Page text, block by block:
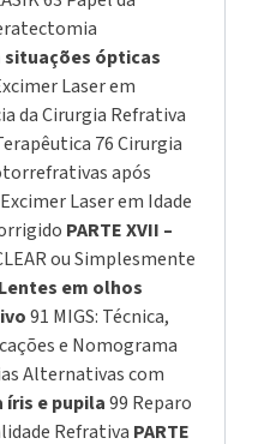
situações ópticas
Laser em
da Cirurgia Refrativa
76 Cirurgia
após
Laser em Idade
PARTE XVII –
ou Simplesmente
Lentes em olhos
91 MIGS: Técnica,
e Nomograma
Alternativas com
íris e pupila99 Reparo
Refrativa PARTE